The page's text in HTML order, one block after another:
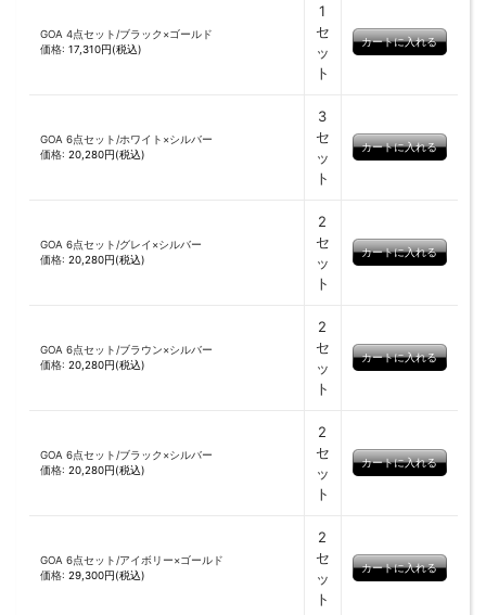
GOA 4点セット/ブラック×ゴールド
価格: 17,310円(税込)
1
セ
ッ
ト
GOA 6点セット/ホワイト×シルバー
価格: 20,280円(税込)
3
セ
ッ
ト
GOA 6点セット/グレイ×シルバー
価格: 20,280円(税込)
2
セ
ッ
ト
GOA 6点セット/ブラウン×シルバー
価格: 20,280円(税込)
2
セ
ッ
ト
GOA 6点セット/ブラック×シルバー
価格: 20,280円(税込)
2
セ
ッ
ト
GOA 6点セット/アイボリー×ゴールド
価格: 29,300円(税込)
2
セ
ッ
ト